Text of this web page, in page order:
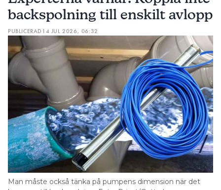
backspolning till enskilt avlopp
PUBLICERAD 14 JUL 2026, 06:32
Man måste också tänka på pumpens dimension när det